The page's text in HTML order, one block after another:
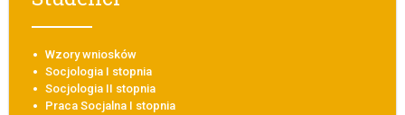
Wzory wniosków
Socjologia I stopnia
Socjologia II stopnia
Praca Socjalna I stopnia